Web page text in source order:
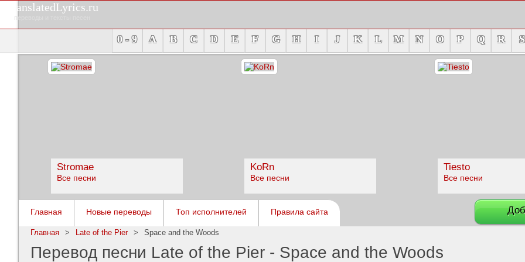
TranslatedLyrics.ru
переводы и тексты песен
0 - 9 A B C D E F G H I J K L M N O P Q R S
Stromae
Все песни
KoRn
Все песни
Tiesto
Все песни
Главная Новые переводы Топ исполнителей Правила сайта
Главная > Late of the Pier > Space and the Woods
Перевод песни Late of the Pier - Space and the Woods